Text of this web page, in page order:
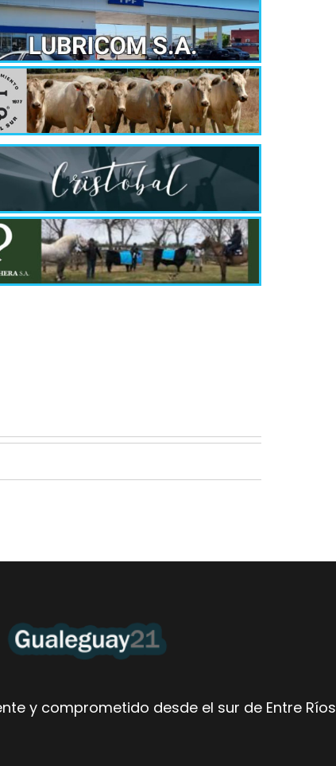
y comprometido desde el sur de Entre Ríos